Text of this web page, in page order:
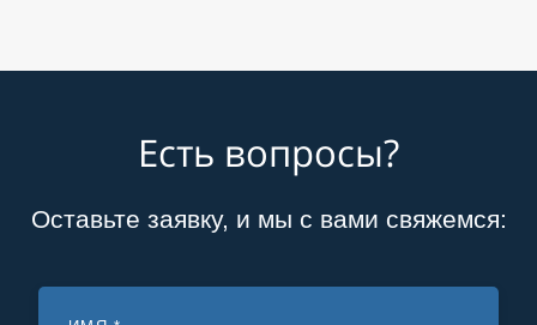
Есть вопросы?
Оставьте заявку, и мы с вами свяжемся: